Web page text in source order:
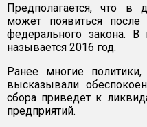
Предполагается, что в
может появиться после
федерального закона. В
называется 2016 год.
Ранее многие
высказывали
сбора приведет к
предприятий.